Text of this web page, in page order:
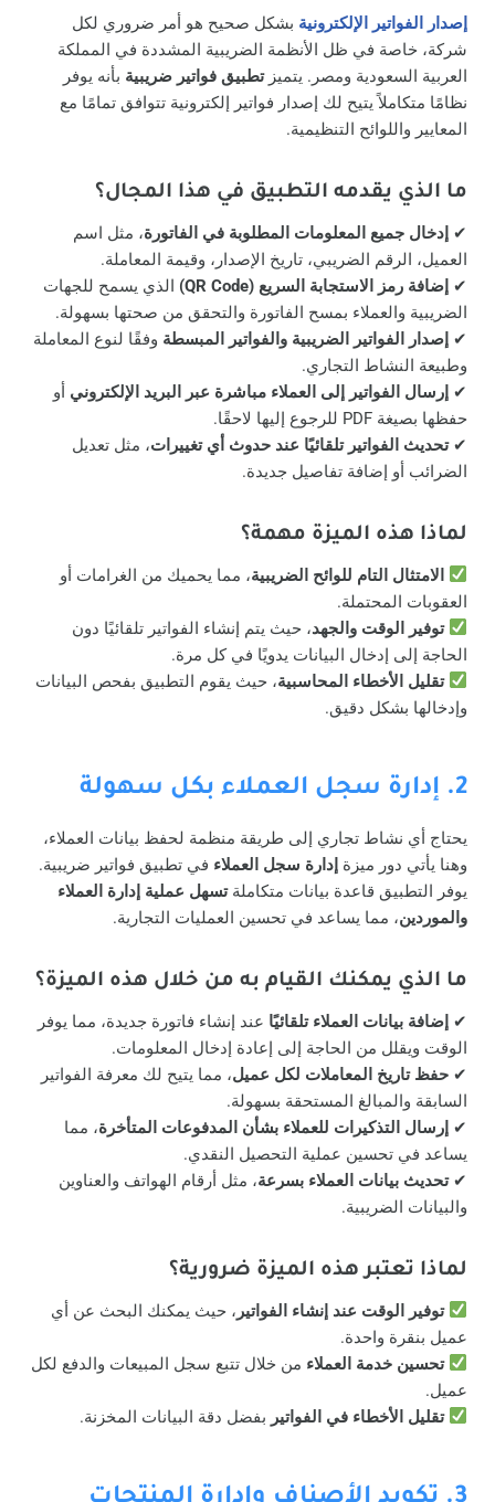
إصدار الفواتير الإلكترونية بشكل صحيح هو أمر ضروري لكل
شركة، خاصة في ظل الأنظمة الضريبية المشددة في المملكة
العربية السعودية ومصر. يتميزتطبيق فواتير ضريبية بأنه يوفر
نظامًا متكاملاً يتيح لك إصدار فواتير إلكترونية تتوافق تمامًا مع
المعايير واللوائح التنظيمية.
ما الذي يقدمه التطبيق في هذا المجال؟
✔ إدخال جميع المعلومات المطلوبة في الفاتورة، مثل اسم
العميل، الرقم الضريبي، تاريخ الإصدار، وقيمة المعاملة.
✔ إضافة رمز الاستجابة السريع (QR Code)
الذي يسمح للجهات
الضريبية والعملاء بمسح الفاتورة والتحقق من صحتها بسهولة.
✔ إصدار الفواتير الضريبية والفواتير المبسطة وفقًا لنوع المعاملة
وطبيعة النشاط التجاري.
✔ إرسال الفواتير إلى العملاء مباشرة عبر البريد الإلكتروني أو
حفظها بصيغة PDF للرجوع إليها لاحقًا.
✔تحديث الفواتير تلقائيًا عند حدوث أي تغييرات، مثل تعديل
الضرائب أو إضافة تفاصيل جديدة.
لماذا هذه الميزة مهمة؟
الامتثال التام للوائح الضريبية، مما يحميك من الغرامات أو
العقوبات المحتملة.
توفير الوقت والجهد، حيث يتم إنشاء الفواتير تلقائيًا دون
الحاجة إلى إدخال البيانات يدويًا في كل مرة.
تقليل الأخطاء المحاسبية، حيث يقوم التطبيق بفحص البيانات
وإدخالها بشكل دقيق.
2. إدارة سجل العملاء بكل سهولة
يحتاج أي نشاط تجاري إلى طريقة منظمة لحفظ بيانات العملاء،
وهنا يأتي دور ميزة إدارة سجل العملاء في تطبيق فواتير ضريبية.
يوفر التطبيق قاعدة بيانات متكاملةتسهل عملية إدارة العملاء
والموردين، مما يساعد في تحسين العمليات التجارية.
ما الذي يمكنك القيام به من خلال هذه الميزة؟
✔ إضافة بيانات العملاء تلقائيًا عند إنشاء فاتورة جديدة، مما يوفر
الوقت ويقلل من الحاجة إلى إعادة إدخال المعلومات.
✔ حفظ تاريخ المعاملات لكل عميل، مما يتيح لك معرفة الفواتير
السابقة والمبالغ المستحقة بسهولة.
✔ إرسال التذكيرات للعملاء بشأن المدفوعات المتأخرة، مما
يساعد في تحسين عملية التحصيل النقدي.
✔تحديث بيانات العملاء بسرعة، مثل أرقام الهواتف والعناوين
والبيانات الضريبية.
لماذا تعتبر هذه الميزة ضرورية؟
توفير الوقت عند إنشاء الفواتير ، حيث يمكنك البحث عن أي
عميل بنقرة واحدة.
تحسين خدمة العملاء من خلال تتبع سجل المبيعات والدفع لكل
عميل.
تقليل الأخطاء في الفواتير بفضل دقة البيانات المخزنة.